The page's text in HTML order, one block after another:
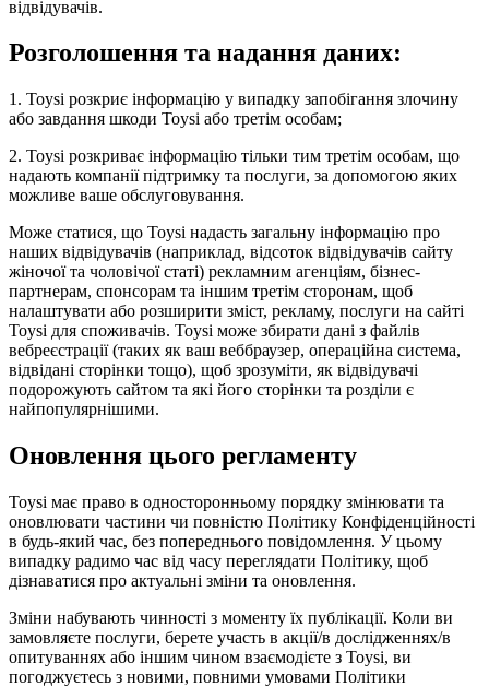
відвідувачів.
Розголошення та надання даних:
1. Toysi розкриє інформацію у випадку запобігання злочину
або завдання шкоди Toysi або третім особам;
2. Toysi розкриває інформацію тільки тим третім особам, що
надають компанії підтримку та послуги, за допомогою яких
можливе ваше обслуговування.
Може статися, що Toysi надасть загальну інформацію про
наших відвідувачів (наприклад, відсоток відвідувачів сайту
жіночої та чоловічої статі) рекламним агенціям, бізнес-
партнерам, спонсорам та іншим третім сторонам, щоб
налаштувати або розширити зміст, рекламу, послуги на сайті
Toysi для споживачів. Toysi може збирати дані з файлів
вебреєстрації (таких як ваш веббраузер, операційна система,
відвідані сторінки тощо), щоб зрозуміти, як відвідувачі
подорожують сайтом та які його сторінки та розділи є
найпопулярнішими.
Оновлення цього регламенту
Toysi має право в односторонньому порядку змінювати та
оновлювати частини чи повністю Політику Конфіденційності
в будь-який час, без попереднього повідомлення. У цьому
випадку радимо час від часу переглядати Політику, щоб
дізнаватися про актуальні зміни та оновлення.
Зміни набувають чинності з моменту їх публікації. Коли ви
замовляєте послуги, берете участь в акції/в дослідженнях/в
опитуваннях або іншим чином взаємодієте з Toysi, ви
погоджуєтесь з новими, повними умовами Політики